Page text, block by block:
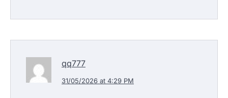
qq777
31/05/2026 at 4:29 PM